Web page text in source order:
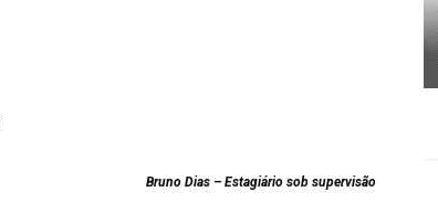
Bruno Dias – Estagiário sob supervisão